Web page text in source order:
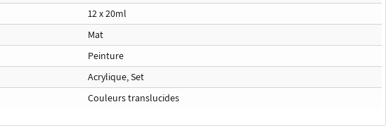
12 x 20ml
Mat
Peinture
Acrylique, Set
Couleurs translucides